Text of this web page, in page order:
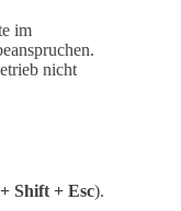
im
nicht
Shift + Esc).